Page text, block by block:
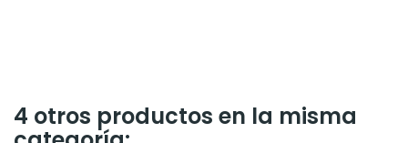
4 otros productos en la misma